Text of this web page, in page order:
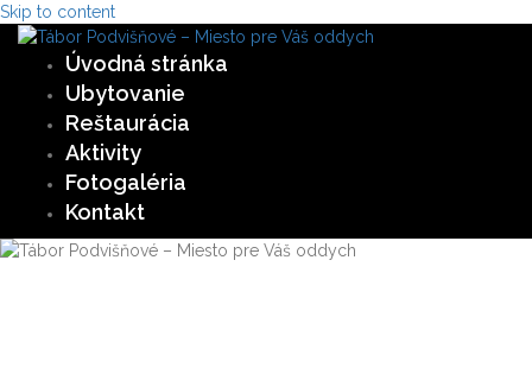
Skip to content
Úvodná stránka
Ubytovanie
Reštaurácia
Aktivity
Fotogaléria
Kontakt